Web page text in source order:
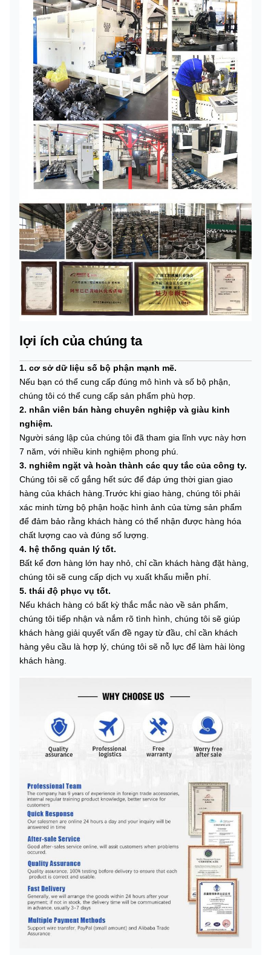
lợi ích của chúng ta
1. cơ sở dữ liệu số bộ phận mạnh mẽ.
Nếu bạn có thể cung cấp đúng mô hình và số bộ phận,
chúng tôi có thể cung cấp sản phẩm phù hợp.
2. nhân viên bán hàng chuyên nghiệp và giàu kinh
nghiệm.
Người sáng lập của chúng tôi đã tham gia lĩnh vực này hơn
7 năm, với nhiều kinh nghiệm phong phú.
3. nghiêm ngặt và hoàn thành các quy tắc của công ty.
Chúng tôi sẽ cố gắng hết sức để đáp ứng thời gian giao
hàng của khách hàng.Trước khi giao hàng, chúng tôi phải
xác minh từng bộ phận hoặc hình ảnh của từng sản phẩm
để đảm bảo rằng khách hàng có thể nhận được hàng hóa
chất lượng cao và đúng số lượng.
4. hệ thống quản lý tốt.
Bất kể đơn hàng lớn hay nhỏ, chỉ cần khách hàng đặt hàng,
chúng tôi sẽ cung cấp dịch vụ xuất khẩu miễn phí.
5. thái độ phục vụ tốt.
Nếu khách hàng có bất kỳ thắc mắc nào về sản phẩm,
chúng tôi tiếp nhận và nắm rõ tình hình, chúng tôi sẽ giúp
khách hàng giải quyết vấn đề ngay từ đầu, chỉ cần khách
hàng yêu cầu là hợp lý, chúng tôi sẽ nỗ lực để làm hài lòng
khách hàng.